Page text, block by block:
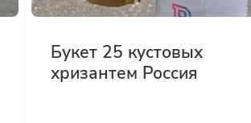
Букет 25 кустовых
хризантем Россия